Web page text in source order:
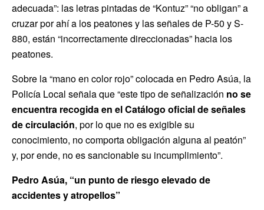
adecuada”: las letras pintadas de “Kontuz” “no obligan” a
cruzar por ahí a los peatones y las señales de P-50 y S-
880, están “incorrectamente direccionadas” hacia los
peatones.
Sobre la “mano en color rojo” colocada en Pedro Asúa, la
Policía Local señala que “este tipo de señalización no se
encuentra recogida en el Catálogo oficial de señales
de circulación, por lo que no es exigible su
conocimiento, no comporta obligación alguna al peatón”
y, por ende, no es sancionable su incumplimiento”.
Pedro Asúa, “un punto de riesgo elevado de
accidentes y atropellos”